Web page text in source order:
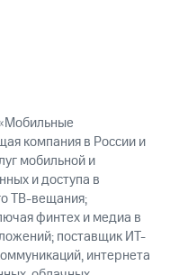
компания в России и
мобильной и
и доступа в
ТВ-вещания;
финтех и медиа в
поставщик ИТ-
интернета